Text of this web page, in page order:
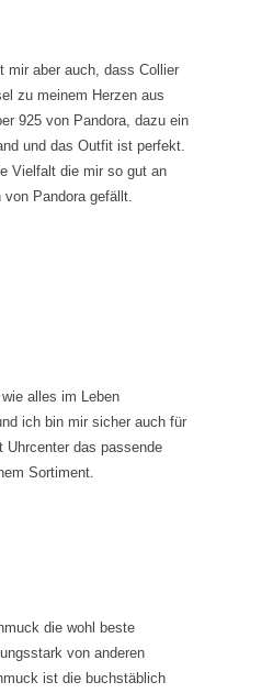
mir aber auch, dass Collier
zu meinem Herzen aus
925 von Pandora, dazu ein
und das Outfit ist perfekt.
Vielfalt die mir so gut an
Pandora gefällt.
alles im Leben
ich bin mir sicher auch für
Uhrcenter das passende
Sortiment.
die wohl beste
von anderen
ist die buchstäblich